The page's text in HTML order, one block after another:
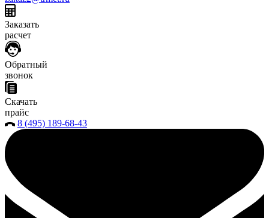
Заказать
расчет
Обратный
звонок
Скачать
прайс
8 (495) 189-68-43